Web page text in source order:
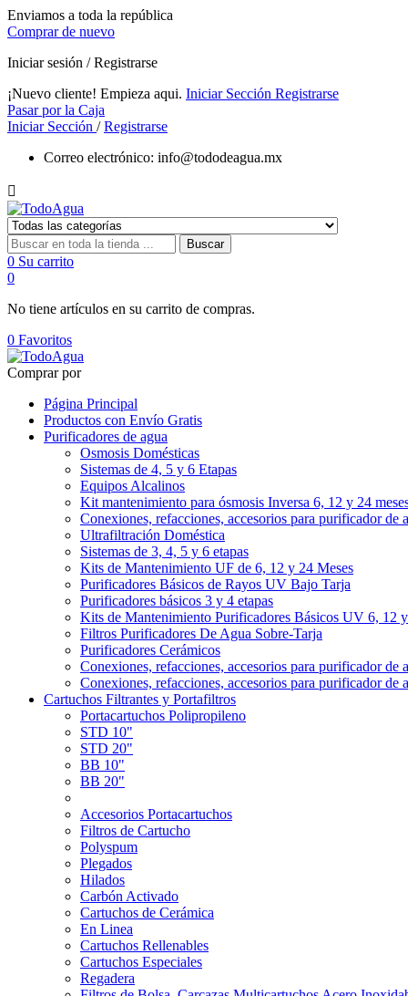
Enviamos a toda la república
Comprar de nuevo
Iniciar sesión / Registrarse
¡Nuevo cliente! Empieza aqui. Iniciar Sección Registrarse
Pasar por la Caja
Iniciar Sección /Registrarse
Correo electrónico: info@tododeagua.mx

Buscar
0 Su carrito
0
No tiene artículos en su carrito de compras.
0 Favoritos
Comprar por
Página Principal
Productos con Envío Gratis
Purificadores de agua
Osmosis Domésticas
Sistemas de 4, 5 y 6 Etapas
Equipos Alcalinos
Kit mantenimiento para ósmosis Inversa 6, 12 y 24
Conexiones, refacciones, accesorios para purificador de
Ultrafiltración Doméstica
Sistemas de 3, 4, 5 y 6 etapas
Kits de Mantenimiento UF de 6, 12 y 24 Meses
Purificadores Básicos de Rayos UV Bajo Tarja
Purificadores básicos 3 y 4 etapas
Kits de Mantenimiento Purificadores Básicos UV 6, 12
Filtros Purificadores De Agua Sobre-Tarja
Purificadores Cerámicos
Conexiones, refacciones, accesorios para purificador de
Conexiones, refacciones, accesorios para purificador de
Cartuchos Filtrantes y Portafiltros
Portacartuchos Polipropileno
STD 10"
STD 20"
BB 10"
BB 20"
Accesorios Portacartuchos
Filtros de Cartucho
Polyspum
Plegados
Hilados
Carbón Activado
Cartuchos de Cerámica
En Linea
Cartuchos Rellenables
Cartuchos Especiales
Regadera